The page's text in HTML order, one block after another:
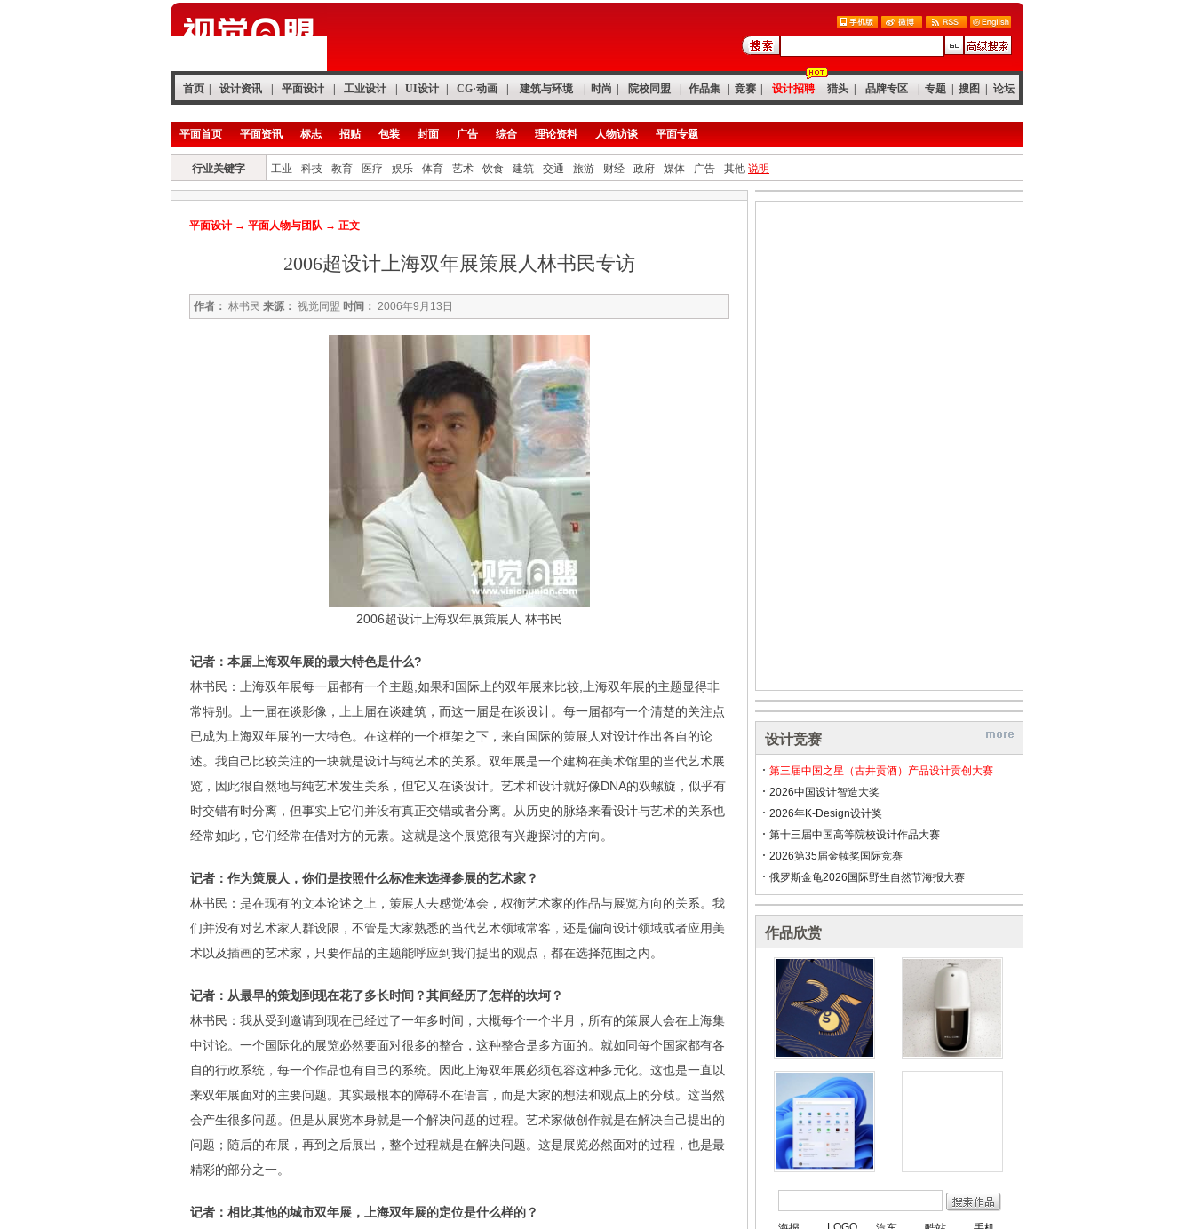
首页 设计资讯 平面设计 工业设计 UI设计 CG·动画 建筑与环境 时尚 院校同盟 作品集 竞赛 设计招聘 猎头 品牌专区 专题 搜图 论坛
平面首页 平面资讯 标志 招贴 包装 封面 广告 综合 理论资料 人物访谈 平面专题
行业关键字 工业 - 科技 - 教育 - 医疗 - 娱乐 - 体育 - 艺术 - 饮食 - 建筑 - 交通 - 旅游 - 财经 - 政府 - 媒体 - 广告 - 其他 说明
平面设计 → 平面人物与团队 → 正文
2006超设计上海双年展策展人林书民专访
作者： 林书民 来源： 视觉同盟 时间： 2006年9月13日
2006超设计上海双年展策展人 林书民
记者：本届上海双年展的最大特色是什么?
林书民：上海双年展每一届都有一个主题,如果和国际上的双年展来比较,上海双年展的主题显得非
常特别。上一届在谈影像，上上届在谈建筑，而这一届是在谈设计。每一届都有一个清楚的关注点
已成为上海双年展的一大特色。在这样的一个框架之下，来自国际的策展人对设计作出各自的论
述。我自己比较关注的一块就是设计与纯艺术的关系。双年展是一个建构在美术馆里的当代艺术展
览，因此很自然地与纯艺术发生关系，但它又在谈设计。艺术和设计就好像DNA的双螺旋，似乎有
时交错有时分离，但事实上它们并没有真正交错或者分离。从历史的脉络来看设计与艺术的关系也
经常如此，它们经常在借对方的元素。这就是这个展览很有兴趣探讨的方向。
记者：作为策展人，你们是按照什么标准来选择参展的艺术家？
林书民：是在现有的文本论述之上，策展人去感觉体会，权衡艺术家的作品与展览方向的关系。我
们并没有对艺术家人群设限，不管是大家熟悉的当代艺术领域常客，还是偏向设计领域或者应用美
术以及插画的艺术家，只要作品的主题能呼应到我们提出的观点，都在选择范围之内。
记者：从最早的策划到现在花了多长时间？其间经历了怎样的坎坷？
林书民：我从受到邀请到现在已经过了一年多时间，大概每个一个半月，所有的策展人会在上海集
中讨论。一个国际化的展览必然要面对很多的整合，这种整合是多方面的。就如同每个国家都有各
自的行政系统，每一个作品也有自己的系统。因此上海双年展必须包容这种多元化。这也是一直以
来双年展面对的主要问题。其实最根本的障碍不在语言，而是大家的想法和观点上的分歧。这当然
会产生很多问题。但是从展览本身就是一个解决问题的过程。艺术家做创作就是在解决自己提出的
问题；随后的布展，再到之后展出，整个过程就是在解决问题。这是展览必然面对的过程，也是最
精彩的部分之一。
记者：相比其他的城市双年展，上海双年展的定位是什么样的？
设计竞赛
第三届中国之星（古井贡酒）产品设计贡创大赛
2026中国设计智造大奖
2026年K-Design设计奖
第十三届中国高等院校设计作品大赛
2026第35届金犊奖国际竞赛
俄罗斯金龟2026国际野生自然节海报大赛
作品欣赏